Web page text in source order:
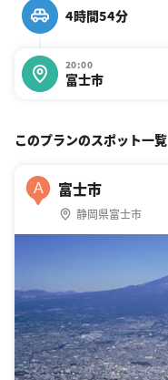
4時間54分
20:00
富士市
このプランのスポット一覧
A 富士市
静岡県富士市